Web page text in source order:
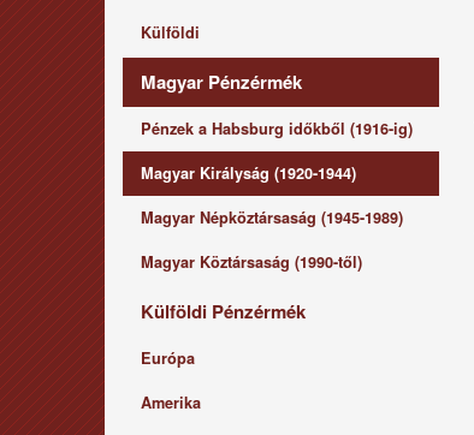
Külföldi
Magyar Pénzérmék
Pénzek a Habsburg időkből (1916-ig)
Magyar Királyság (1920-1944)
Magyar Népköztársaság (1945-1989)
Magyar Köztársaság (1990-től)
Külföldi Pénzérmék
Európa
Amerika